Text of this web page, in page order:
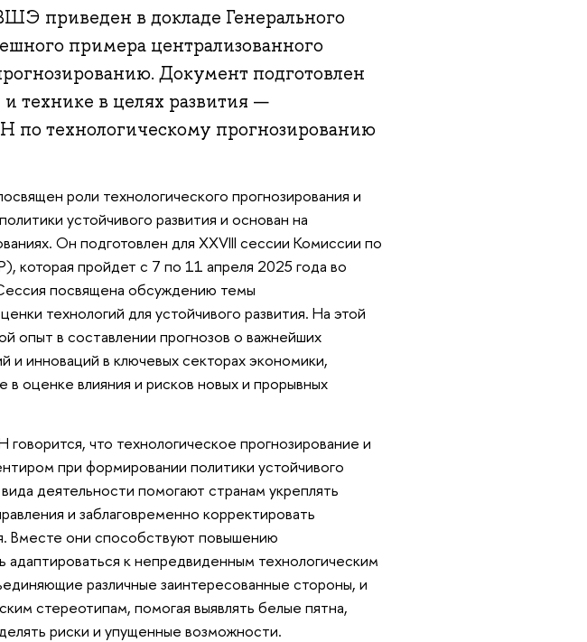
приведен в докладе Генерального
примера централизованного
Документ подготовлен
технике в целях развития —
по технологическому прогнозированию
роли технологического прогнозирования и
устойчивого развития и основан на
Он подготовлен для ХХVIII сессии Комиссии по
которая пройдет с 7 по 11 апреля 2025 года во
посвящена обсуждению темы
технологий для устойчивого развития. На этой
опыт в составлении прогнозов о важнейших
и инноваций в ключевых секторах экономики,
оценке влияния и рисков новых и прорывных
что технологическое прогнозирование и
при формировании политики устойчивого
деятельности помогают странам укреплять
и заблаговременно корректировать
Вместе они способствуют повышению
адаптироваться к непредвиденным технологическим
различные заинтересованные стороны, и
стереотипам, помогая выявлять белые пятна,
риски и упущенные возможности.